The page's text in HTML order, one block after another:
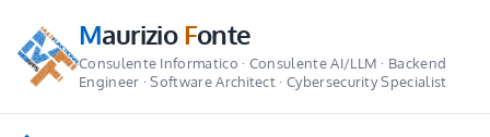
MaurizioFonte
Consulente Informatico · Consulente AI/LLM · Backend
Engineer · Software Architect · Cybersecurity Specialist